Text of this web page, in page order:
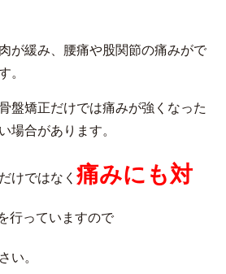
が緩み、腰痛や股関節の痛みがで
。
盤矯正だけでは痛みが強くなった
場合があります。
けではなく 痛みにも対
行っていますので
い。